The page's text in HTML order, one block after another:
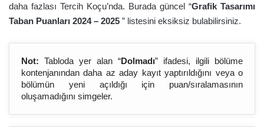
daha fazlası Tercih Koçu’nda. Burada güncel “Grafik Tasarımı
Taban Puanları 2024 – 2025 ” listesini eksiksiz bulabilirsiniz.
Not: Tabloda yer alan “Dolmadı” ifadesi, ilgili bölüme
kontenjanından daha az aday kayıt yaptırıldığını veya o
bölümün yeni açıldığı için puan/sıralamasının
oluşamadığını simgeler.